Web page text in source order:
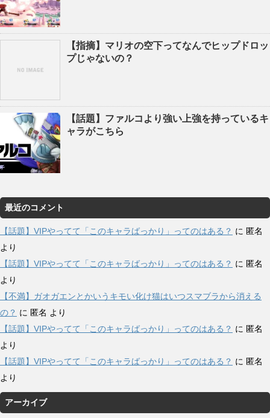
【指摘】マリオの空下ってなんでヒップドロッ
プじゃないの？
【話題】ファルコより強い上強を持っているキ
ャラがこちら
最近のコメント
【話題】VIPやってて「このキャラばっかり」ってのはある？ に 匿名
より
【話題】VIPやってて「このキャラばっかり」ってのはある？ に 匿名
より
【不満】ガオガエンとかいうキモい化け猫はいつスマブラから消える
の？ に 匿名 より
【話題】VIPやってて「このキャラばっかり」ってのはある？ に 匿名
より
【話題】VIPやってて「このキャラばっかり」ってのはある？ に 匿名
より
アーカイブ